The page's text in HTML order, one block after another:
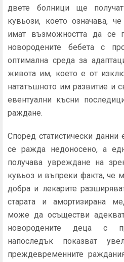
двете болници ще
кувьози, което означава,
имат възможността да се
новородените бебета с
оптимална среда за
живота им, което е от
нататъшното им развитие и
евентуални късни
раждане.
Според статистически
се ражда недоносено, а
получава увреждане на
кувьоз и въпреки факта, че
добра и лекарите
старата и амортизирана
може да осъществи
новородените деца с
напоследък показват
преждевременните